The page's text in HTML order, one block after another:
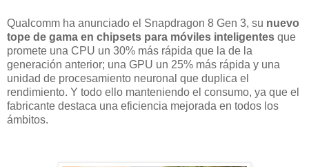
Qualcomm ha anunciado el Snapdragon 8 Gen 3, su nuevo
tope de gama en chipsets para móviles inteligentes que
promete una CPU un 30% más rápida que la de la
generación anterior; una GPU un 25% más rápida y una
unidad de procesamiento neuronal que duplica el
rendimiento. Y todo ello manteniendo el consumo, ya que el
fabricante destaca una eficiencia mejorada en todos los
ámbitos.